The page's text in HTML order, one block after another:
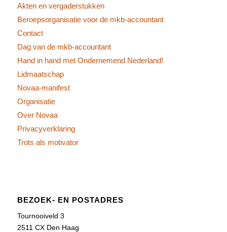
Akten en vergaderstukken
Beroepsorganisatie voor de mkb-accountant
Contact
Dag van de mkb-accountant
Hand in hand met Ondernemend Nederland!
Lidmaatschap
Novaa-manifest
Organisatie
Over Novaa
Privacyverklaring
Trots als motivator
BEZOEK- EN POSTADRES
Tournooiveld 3
2511 CX Den Haag